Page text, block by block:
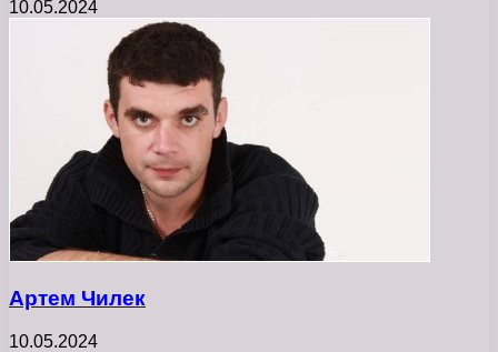
10.05.2024
Артем Чилек
10.05.2024